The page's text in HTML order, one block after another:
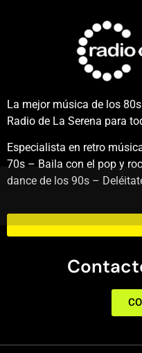
La mejor música de los
Radio de La Serena para
Especialista en retro
70s – Baila con el pop y
dance de los 90s –